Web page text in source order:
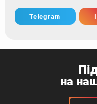
Telegram
на